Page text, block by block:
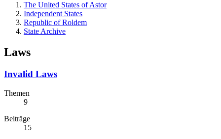
The United States of Astor
Independent States
Republic of Roldem
State Archive
Laws
Invalid Laws
Themen
9
Beiträge
15